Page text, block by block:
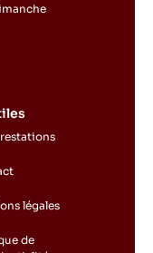
légales
de